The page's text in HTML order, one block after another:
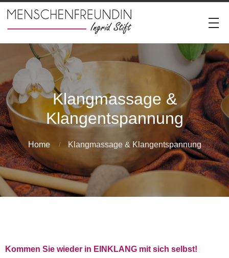
Klangmassage &
Klangentspannung
Home Klangmassage & Klangentspannung
Kommen Sie wieder in EINKLANG mit sich selbst!